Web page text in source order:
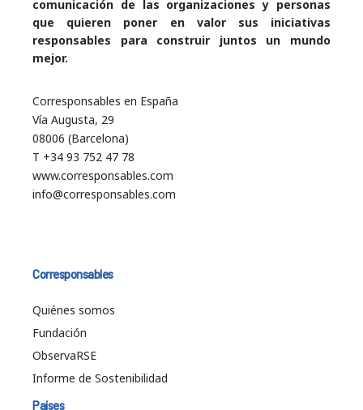
comunicación de las organizaciones y personas
que quieren poner en valor sus iniciativas
responsables para construir juntos un mundo
mejor.
Corresponsables en España
Vía Augusta, 29
08006 (Barcelona)
T +34 93 752 47 78
www.corresponsables.com
info@corresponsables.com
Corresponsables
Quiénes somos
Fundación
ObservaRSE
Informe de Sostenibilidad
Países